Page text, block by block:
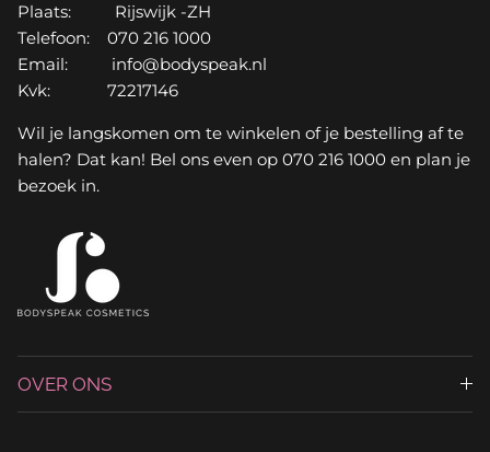
Plaats: Rijswijk -ZH
Telefoon: 070 216 1000
Email: info@bodyspeak.nl
Kvk: 72217146
Wil je langskomen om te winkelen of je bestelling af te
halen? Dat kan! Bel ons even op 070 216 1000 en plan je
bezoek in.
OVER ONS